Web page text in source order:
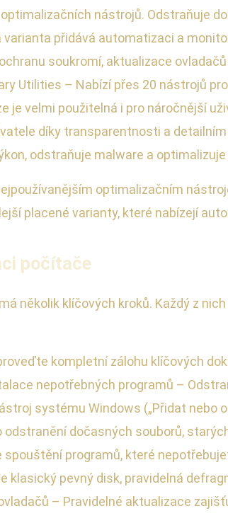
nástrojů. Odstraňuje
přidává automatizaci a
soukromí, aktualizace
Utilities – Nabízí přes 20 nástrojů
je velmi použitelná i pro náročnější
díky transparentnosti a
odstraňuje malware a
optimalizačním
placené varianty, které nabízejí
počítače
několik klíčových kroků. Každý z
kompletní zálohu klíčových
nepotřebných programů –
systému Windows („Přidat nebo
dočasných souborů,
programů, které
klasický pevný disk, pravidelná
– Pravidelné aktualizace